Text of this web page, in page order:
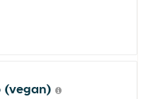
(vegan)